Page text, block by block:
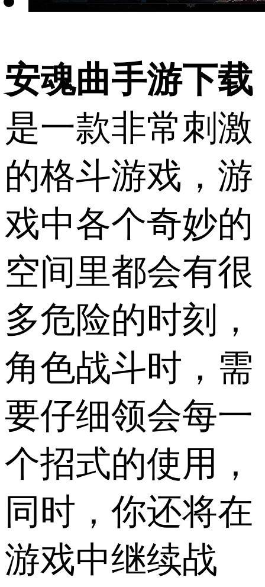
安魂曲手游下载
是一款非常刺激
的格斗游戏，游
戏中各个奇妙的
空间里都会有很
多危险的时刻，
角色战斗时，需
要仔细领会每一
个招式的使用，
同时，你还将在
游戏中继续战